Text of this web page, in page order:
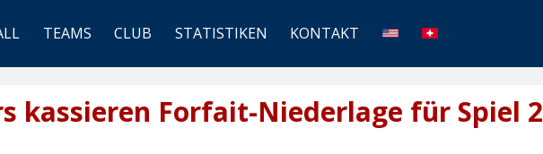
TEAMS CLUB STATISTIKEN KONTAKT
kassieren Forfait-Niederlage für Spiel 2